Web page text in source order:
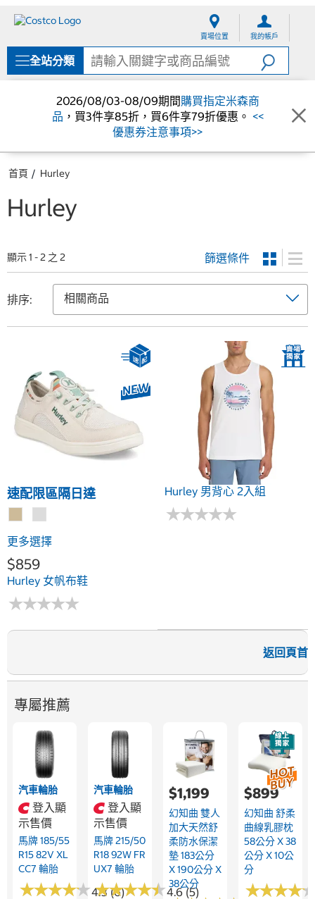
單
賣場位置 我的帳戶
全站分類
2026/08/03-08/09期間購買指定米森商
品 ，買3件享85折，買6件享79折優惠。 <<
優惠券注意事項>>
首頁 Hurley
Hurley
顯示 1 - 2 之 2 篩選條件
排序:
速配限區隔日達
更多選擇
$859
Hurley 女帆布鞋
★★★★★
★★★★★
Hurley 男背心 2入組
★★★★★
★★★★★
返回頁首
專屬推薦
汽車輪胎
登入顯
示售價
馬牌 185/55
R15 82V XL
CC7 輪胎
★★★★★
★★★★★4.3 (6)
汽車輪胎
登入顯
示售價
馬牌 215/50
R18 92W FR
UX7 輪胎
★★★★★
★★★★★4.6 (5)
$1,199
幻知曲 雙人
加大天然舒
柔防水保潔
墊 183公分
X 190公分 X
38公分
$899
幻知曲 舒柔
曲線乳膠枕
58公分 X 38
公分 X 10公
分
★★★★
★★★★